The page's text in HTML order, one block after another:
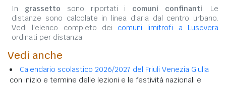
In grassetto sono riportati i comuni confinanti. Le
distanze sono calcolate in linea d'aria dal centro urbano.
Vedi l'elenco completo dei comuni limitrofi a Lusevera
ordinati per distanza.
Vedi anche
Calendario scolastico 2026/2027 del Friuli Venezia Giulia
con inizio e termine delle lezioni e le festività nazionali e